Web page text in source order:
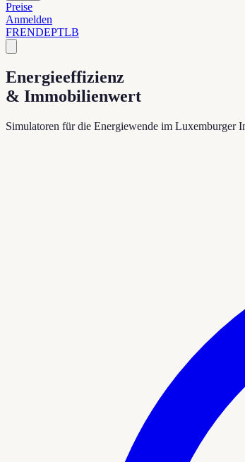
Preise
Anmelden
FRENDEPTLB
Energieeffizienz
& Immobilienwert
Simulatoren für die Energiewende im Luxemburger